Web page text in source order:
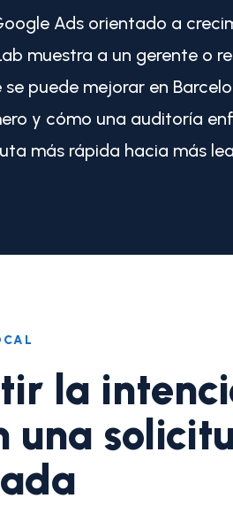
Ads orientado a
muestra a un gerente o
puede mejorar en
y cómo una auditoría
más rápida hacia más
la
una